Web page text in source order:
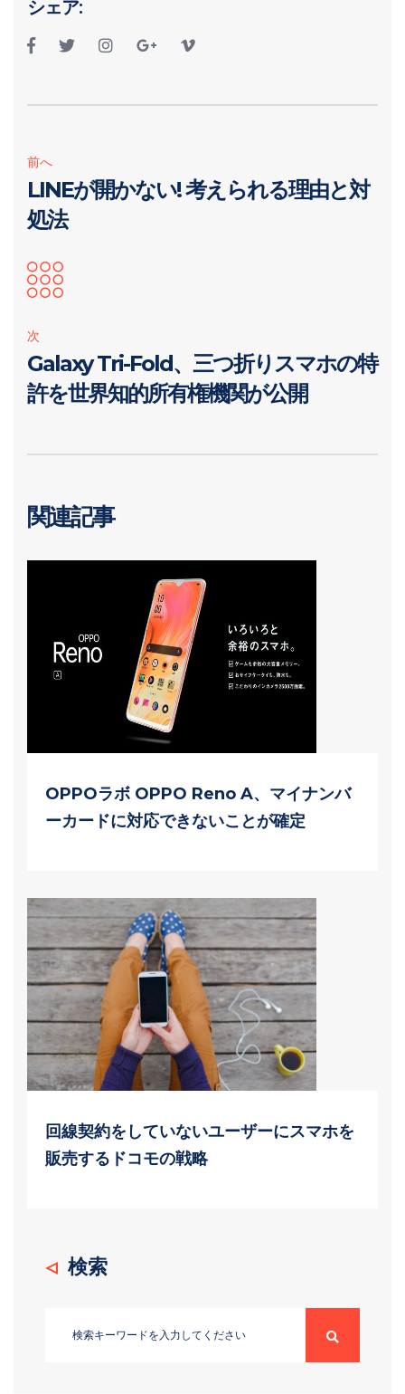
シェア:
前へ
LINEが開かない! 考えられる理由と対
処法
次
Galaxy Tri-Fold、三つ折りスマホの特
許を世界知的所有権機関が公開
関連記事
OPPOラボ OPPO Reno A、マイナンバ
ーカードに対応できないことが確定
回線契約をしていないユーザーにスマホを
販売するドコモの戦略
検索